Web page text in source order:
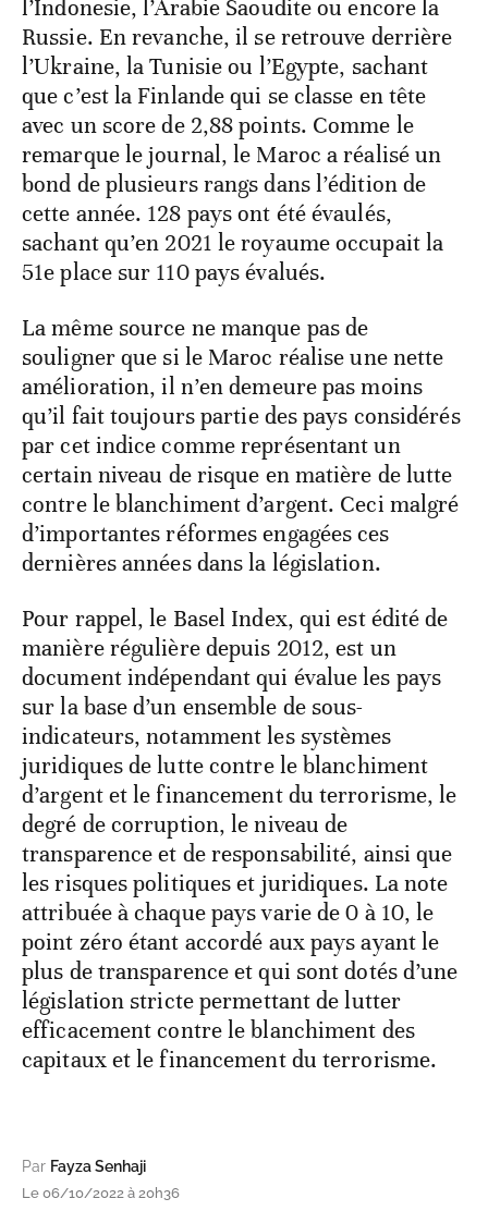
l’Indonesie, l’Arabie Saoudite ou encore la
Russie. En revanche, il se retrouve derrière
l’Ukraine, la Tunisie ou l’Egypte, sachant
que c’est la Finlande qui se classe en tête
avec un score de 2,88 points. Comme le
remarque le journal, le Maroc a réalisé un
bond de plusieurs rangs dans l’édition de
cette année. 128 pays ont été évaulés,
sachant qu’en 2021 le royaume occupait la
51e place sur 110 pays évalués.
La même source ne manque pas de
souligner que si le Maroc réalise une nette
amélioration, il n’en demeure pas moins
qu’il fait toujours partie des pays considérés
par cet indice comme représentant un
certain niveau de risque en matière de lutte
contre le blanchiment d’argent. Ceci malgré
d’importantes réformes engagées ces
dernières années dans la législation.
Pour rappel, le Basel Index, qui est édité de
manière régulière depuis 2012, est un
document indépendant qui évalue les pays
sur la base d’un ensemble de sous-
indicateurs, notamment les systèmes
juridiques de lutte contre le blanchiment
d’argent et le financement du terrorisme, le
degré de corruption, le niveau de
transparence et de responsabilité, ainsi que
les risques politiques et juridiques. La note
attribuée à chaque pays varie de 0 à 10, le
point zéro étant accordé aux pays ayant le
plus de transparence et qui sont dotés d’une
législation stricte permettant de lutter
efficacement contre le blanchiment des
capitaux et le financement du terrorisme.
Par Fayza Senhaji
Le 06/10/2022 à 20h36